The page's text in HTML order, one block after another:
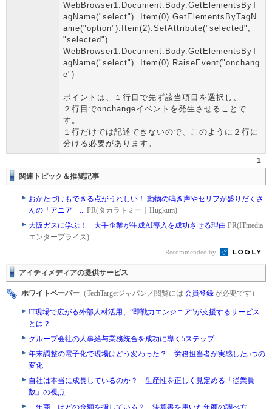
WebBrowser1.Document.Body.GetElementsByT
agName("select") .Item(0).GetElementsByTagN
ame("option").Item(2).SetAttribute("selected",
"selected")
WebBrowser1.Document.Body.GetElementsByT
agName("select") .Item(0).RaiseEvent("onchang
e")
ポイントは、１行目で先ず該当項目を選択し、
２行目でonchangeイベントを発生させることで
す。
１行だけでは記述できないので、このように２行に
分ける必要があります。
1
関連トピック＆推奨記事
おかたづけもできる点がうれしい！ 動物の鳴き声やセリフが盛りだくさ
んの「アニア ... PR(タカラトミー｜Hugkum)
大阪ガスに学ぶ！ 大手企業が生成AI導入を成功させる理由 PR(ITmedia
エンタープライズ)
Recommended by
アイティメディアの提供サービス
ホワイトペーパー （TechTargetジャパン／閲覧には 会員登録が必要です）
IT現場で広がる外部人材活用、“即戦力エンジニア”が支援するサービス
とは？
グループ会社の人事給与業務統合を成功に導く5ステップ
年末調整の電子化で現場はどう変わった？ 労務担当者が実感した5つの
変化
自社は本当に成長しているのか？ 生産性を正しく見定める「従業員
数」の視点
「年商」はどの金額を指している？ 決算書を用いた年商の調べ方